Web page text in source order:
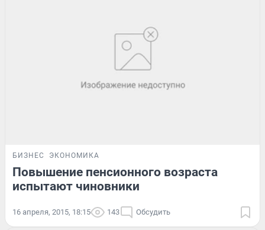
БИЗНЕС ЭКОНОМИКА
Повышение пенсионного возраста
испытают чиновники
16 апреля, 2015, 18:15 143 Обсудить